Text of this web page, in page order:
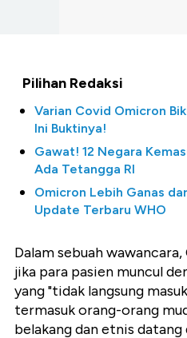
Pilihan Redaksi
Varian Covid Omicron
Ini Buktinya!
Gawat! 12 Negara
Ada Tetangga RI
Omicron Lebih Ganas
Update Terbaru WHO
Dalam sebuah
jika para pasien muncul
yang "tidak langsung
termasuk orang-orang
belakang dan etnis